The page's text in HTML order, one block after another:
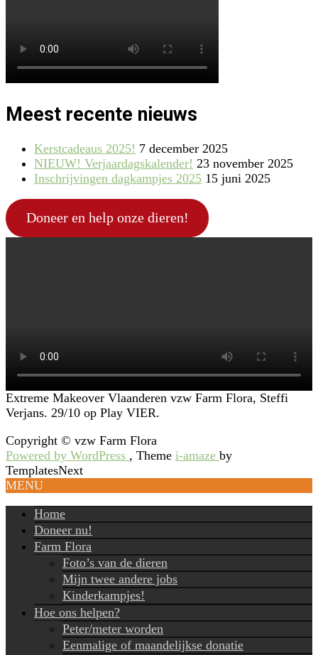
Meest recente nieuws
Kerstcadeaus 2025! 7 december 2025
NIEUW! Verjaardagskalender! 23 november 2025
Inschrijvingen dagkampjes 2025 15 juni 2025
Doneer en help onze dieren!
Extreme Makeover Vlaanderen vzw Farm Flora, Steffi
Verjans. 29/10 op Play VIER.
Copyright © vzw Farm Flora
Powered by WordPress , Theme i-amaze by
TemplatesNext
MENU
Home
Doneer nu!
Farm Flora
Foto’s van de dieren
Mijn twee andere jobs
Kinderkampjes!
Hoe ons helpen?
Peter/meter worden
Eenmalige of maandelijkse donatie